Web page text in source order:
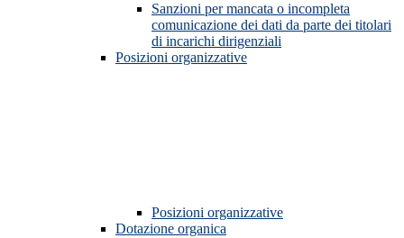
Sanzioni per mancata o incompleta
comunicazione dei dati da parte dei titolari
di incarichi dirigenziali
Posizioni organizzative
Posizioni organizzative
Dotazione organica